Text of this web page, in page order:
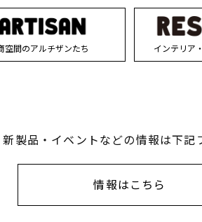
空間のアルチザンたち インテリア
製品・イベントなどの情報は下記
情報はこちら